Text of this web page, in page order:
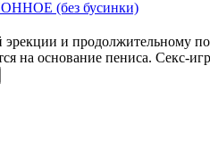
и продолжительному
на основание пениса. Секс-